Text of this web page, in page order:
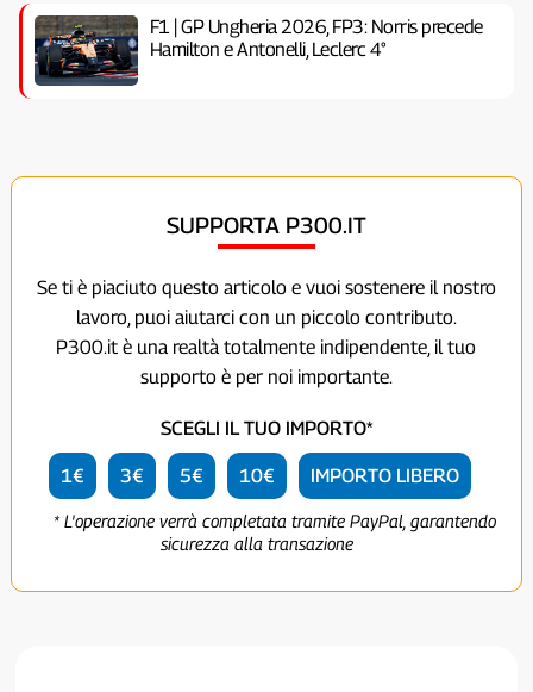
F1 | GP Ungheria 2026, FP3: Norris precede
Hamilton e Antonelli, Leclerc 4°
SUPPORTA P300.IT
Se ti è piaciuto questo articolo e vuoi sostenere il nostro
lavoro, puoi aiutarci con un piccolo contributo.
P300.it è una realtà totalmente indipendente, il tuo
supporto è per noi importante.
SCEGLI IL TUO IMPORTO*
1€ 3€ 5€ 10€ IMPORTO LIBERO
* L'operazione verrà completata tramite PayPal, garantendo
sicurezza alla transazione